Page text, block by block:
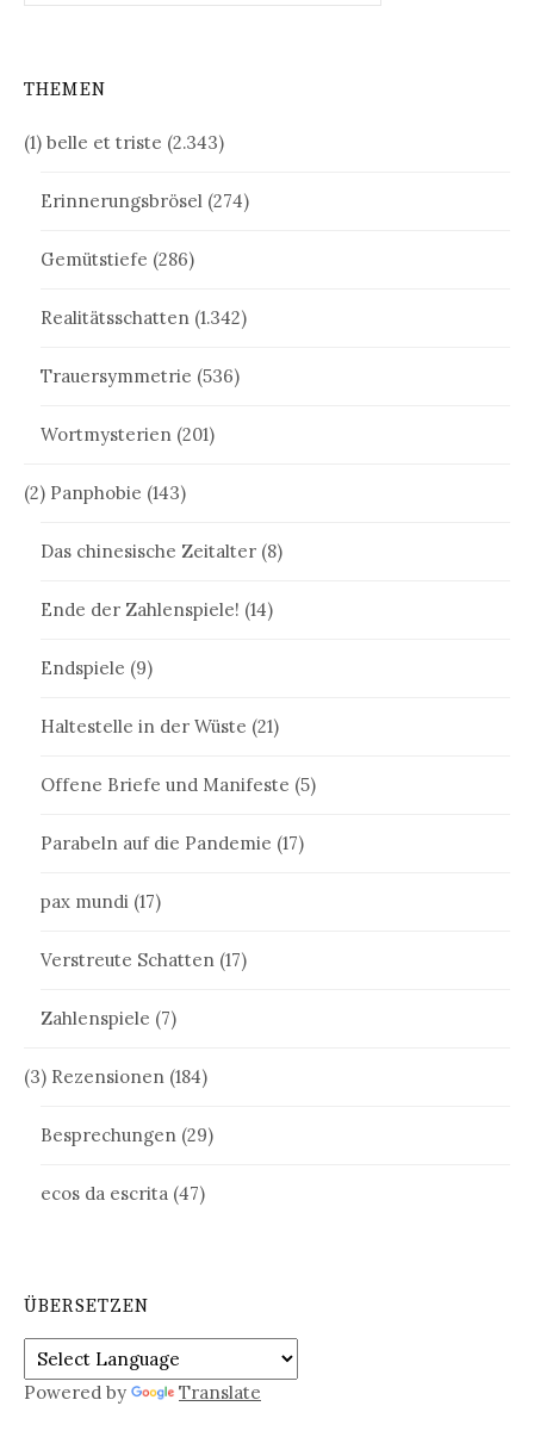
THEMEN
(1) belle et triste (2.343)
Erinnerungsbrösel (274)
Gemütstiefe (286)
Realitätsschatten (1.342)
Trauersymmetrie (536)
Wortmysterien (201)
(2) Panphobie (143)
Das chinesische Zeitalter (8)
Ende der Zahlenspiele! (14)
Endspiele (9)
Haltestelle in der Wüste (21)
Offene Briefe und Manifeste (5)
Parabeln auf die Pandemie (17)
pax mundi (17)
Verstreute Schatten (17)
Zahlenspiele (7)
(3) Rezensionen (184)
Besprechungen (29)
ecos da escrita (47)
ÜBERSETZEN
Powered by Translate